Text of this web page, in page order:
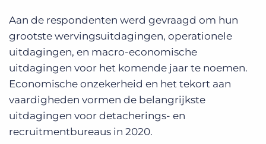
Aan de respondenten werd gevraagd om hun
grootste wervingsuitdagingen, operationele
uitdagingen, en macro-economische
uitdagingen voor het komende jaar te noemen.
Economische onzekerheid en het tekort aan
vaardigheden vormen de belangrijkste
uitdagingen voor detacherings- en
recruitmentbureaus in 2020.